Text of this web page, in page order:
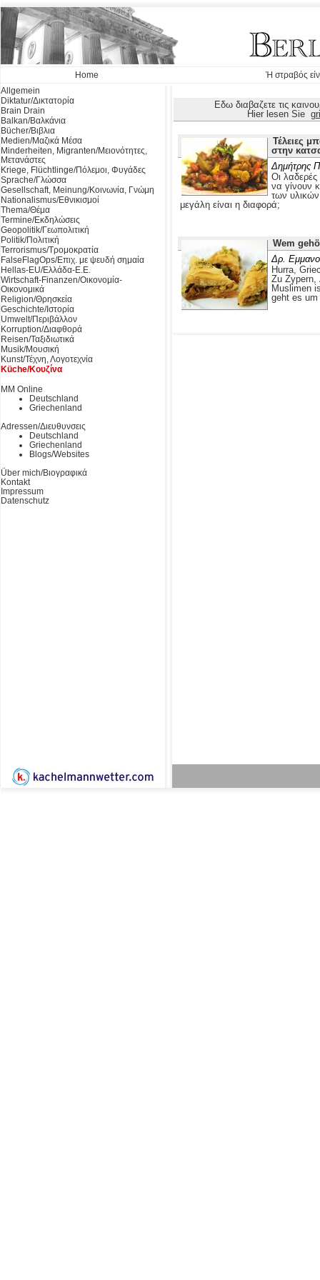
Home
Ή στραβός
Allgemein
Diktatur/Δικτατορία
Brain Drain
Balkan/Βαλκάνια
Bücher/Βιβλια
Medien/Μαζικά Μέσα
Minderheiten, Migranten/Μειονότητες,
Μετανάστες
Kriege, Flüchtlinge/Πόλεμοι, Φυγάδες
Sprache/Γλώσσα
Gesellschaft, Meinung/Κοινωνία, Γνώμη
Nationalismus/Εθνικισμοί
Thema/Θέμα
Termine/Εκδηλώσεις
Geopolitik/Γεωπολιτική
Politik/Πολιτική
Terrorismus/Τρομοκρατία
FalseFlagOps/Επιχ. με ψευδή σημαία
Hellas-EU/Ελλάδα-Ε.Ε.
Wirtschaft-Finanzen/Οικονομία-
Οικονομικά
Religion/Θρησκεία
Geschichte/Ιστορία
Umwelt/Περιβάλλον
Korruption/Διαφθορά
Reisen/Ταξιδιωτικά
Musik/Μουσική
Kunst/Τέχνη, Λογοτεχνία
Küche/Κουζίνα
MM Online
Deutschland
Griechenland
Adressen/Διευθυνσεις
Deutschland
Griechenland
Blogs/Websites
Über mich/Βιογραφικά
Kontakt
Impressum
Datenschutz
Εδω διαβαζετε τις
Hier lesen Sie
Τέλειες
στην
Δημήτρης
Οι λαδερές
να γίνουν
των
μεγάλη είναι η διαφορά;
Wem
Δρ.
Hurra,
Zu Zypern,
Muslimen
geht es